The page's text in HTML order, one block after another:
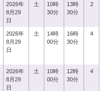
2026年
8月29
日
土
10時
30分
13時
30分
2
2026年
8月29
日
土
14時
00分
16時
30分
4
2026年
8月29
日
土
10時
00分
12時
30分
4